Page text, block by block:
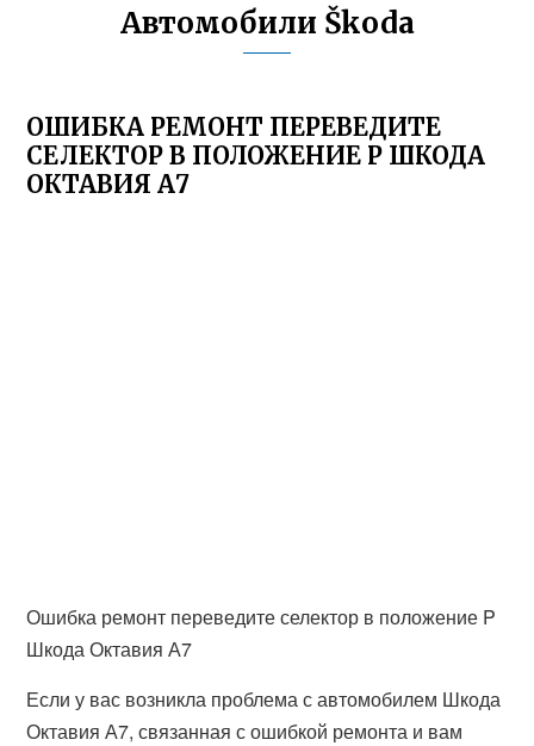
Автомобили Škoda
ОШИБКА РЕМОНТ ПЕРЕВЕДИТЕ
СЕЛЕКТОР В ПОЛОЖЕНИЕ P ШКОДА
ОКТАВИЯ А7
Ошибка ремонт переведите селектор в положение P
Шкода Октавия А7
Если у вас возникла проблема с автомобилем Шкода
Октавия А7, связанная с ошибкой ремонта и вам